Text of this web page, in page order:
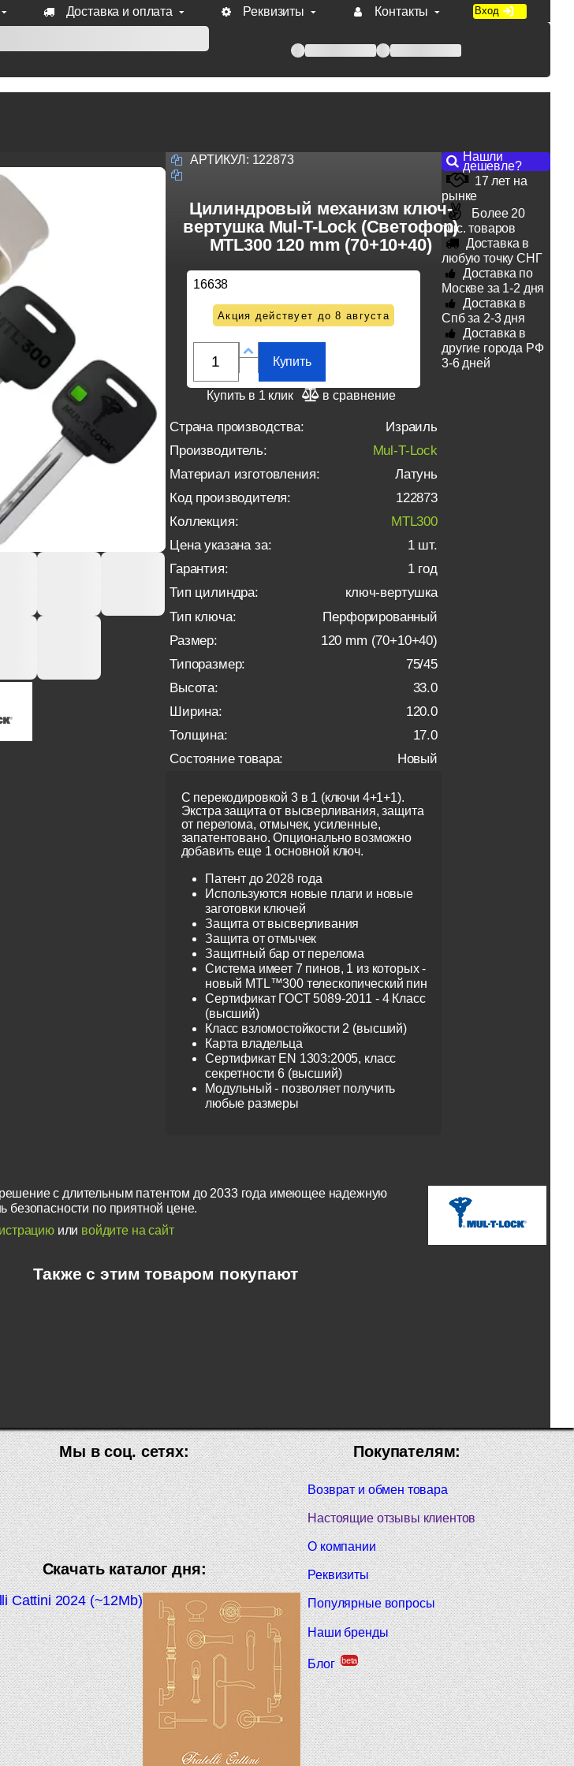
Доставка и оплата Реквизиты Контакты Вход
Tupai, Extreza, Melodia, Forme при оплате по счету.
АРТИКУЛ: 122873
Цилиндровый механизм ключ-
вертушка Mul-T-Lock (Светофор)
MTL300 120 mm (70+10+40)
16638
Акция действует до 8 августа
Купить
Купить в 1 клик в сравнение
Страна производства:
Израиль
Производитель:
Mul-T-Lock
Материал изготовления:
Латунь
Код производителя:
122873
Коллекция:
MTL300
Цена указана за:
1 шт.
Гарантия:
1 год
Тип цилиндра:
ключ-вертушка
Тип ключа:
Перфорированный
Размер:
120 mm (70+10+40)
Типоразмер:
75/45
Высота:
33.0
Ширина:
120.0
Толщина:
17.0
Состояние товара:
Новый
С перекодировкой 3 в 1 (ключи 4+1+1).
Экстра защита от высверливания, защита
от перелома, отмычек, усиленные,
запатентовано. Опционально возможно
добавить еще 1 основной ключ.
Патент до 2028 года
Используются новые плаги и новые
заготовки ключей
Защита от высверливания
Защита от отмычек
Защитный бар от перелома
Система имеет 7 пинов, 1 из которых -
новый MTL™300 телескопический пин
Сертификат ГОСТ 5089-2011 - 4 Класс
(высший)
Класс взломостойкости 2 (высший)
Карта владельца
Сертификат EN 1303:2005, класс
секретности 6 (высший)
Модульный - позволяет получить
любые размеры
Нашли
дешевле?
17 лет на
рынке
Более 20
тыс. товаров
Доставка в
любую точку СНГ
Доставка по
Москве за 1-2 дня
Доставка в
Спб за 2-3 дня
Доставка в
другие города РФ
3-6 дней
с длительным патентом до 2033 года имеющее надежную
безопасности по приятной цене.
или войдите на сайт
Также с этим товаром покупают
Покупателям:
Возврат и обмен товара
Настоящие отзывы клиентов
О компании
Реквизиты
Популярные вопросы
Наши бренды
Блог beta
Мы в соц. сетях:
Скачать каталог дня:
Cattini 2024 (~12Mb)